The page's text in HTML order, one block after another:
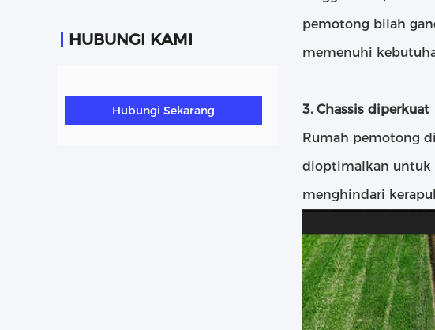
HUBUNGI KAMI
Hubungi Sekarang
pemotong bilah
memenuhi
3. Chassis diperkuat
Rumah pemotong
dioptimalkan untuk
menghindari